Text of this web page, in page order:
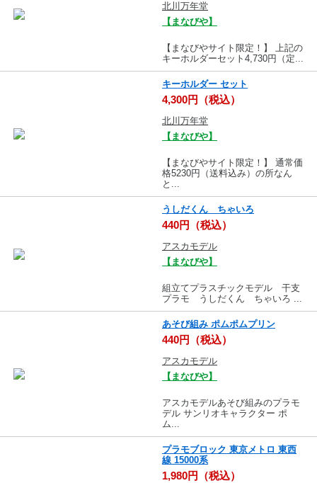
北川万年堂
【まなびや】
【まなびやサイト限定！】 上記の
キーホルダーセット4,730円（定...
キーホルダー セット
4,300円（税込）
北川万年堂
【まなびや】
【まなびやサイト限定！】 通常価
格5230円（送料込み）の所なん
と...
うしだくん ちゃいろ
440円（税込）
アスカモデル
【まなびや】
組立てプラスチックモデル 干支
プラモ うしだくん ちゃいろ ...
あそび組み ポムポムプリン
440円（税込）
アスカモデル
【まなびや】
アスカモデルあそび組みのプラモ
デル サンリオキャラクター ポ
ム...
プラモブロック 東京メトロ 東西
線 15000系
1,980円（税込）